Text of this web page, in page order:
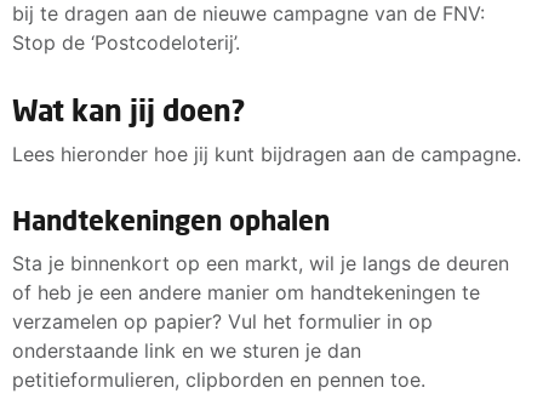
bij te dragen aan de nieuwe campagne van de FNV:
Stop de ‘Postcodeloterij’.
Wat kan jij doen?
Lees hieronder hoe jij kunt bijdragen aan de campagne.
Handtekeningen ophalen
Sta je binnenkort op een markt, wil je langs de deuren
of heb je een andere manier om handtekeningen te
verzamelen op papier? Vul het formulier in op
onderstaande link en we sturen je dan
petitieformulieren, clipborden en pennen toe.